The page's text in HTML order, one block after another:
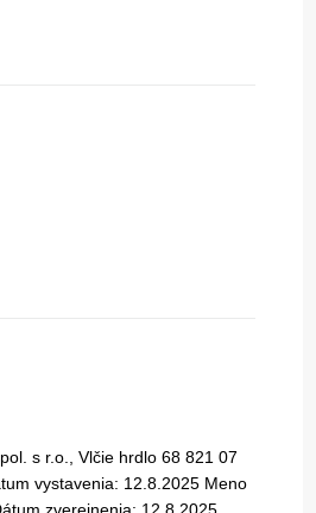
s r.o., Vlčie hrdlo 68 821 07
vystavenia: 12.8.2025 Meno